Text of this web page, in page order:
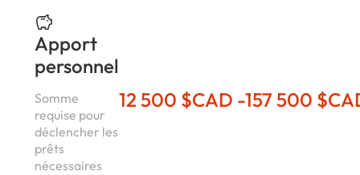
Apport
personnel
Somme
requise pour
déclencher les
prêts
nécessaires
12 500 $CAD -157 500